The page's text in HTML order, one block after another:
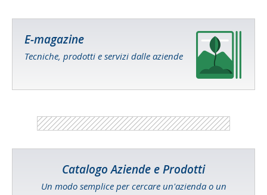
E-magazine
Tecniche, prodotti e servizi dalle aziende
Catalogo Aziende e Prodotti
Un modo semplice per cercare un'azienda o un